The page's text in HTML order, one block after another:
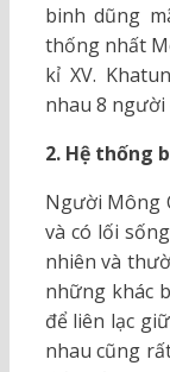
binh dũng
thống nhất
kỉ XV.
nhau 8 người
2. Hệ thống
Người Mông
và có lối
nhiên và
những khác
để liên lạc
nhau cũng